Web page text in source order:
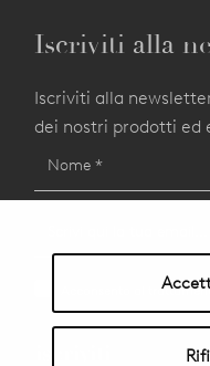
Iscriviti alla
Iscriviti alla
dei nostri prodotti ed
Acconsento al